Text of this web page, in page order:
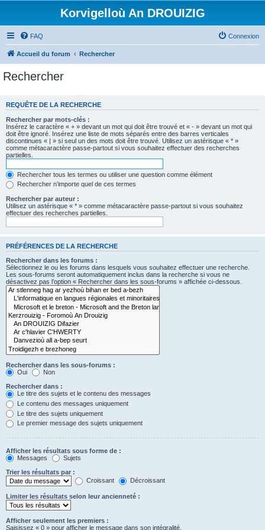
Korvigelloù An DROUIZIG
FAQ Connexion
Accueil du forum Rechercher
Rechercher
REQUÊTE DE LA RECHERCHE
Rechercher par mots-clés :
Insérez le caractère « + » devant un mot qui doit être trouvé et « - » devant un mot qui
doit être ignoré. Insérez une liste de mots séparés entre des barres verticales
discontinues « | » si seul un des mots doit être trouvé. Utilisez un astérisque « * »
comme métacaractère passe-partout si vous souhaitez effectuer des recherches
partielles.
Rechercher tous les termes ou utiliser une question comme élément
Rechercher n’importe quel de ces termes
Rechercher par auteur :
Utilisez un astérisque « * » comme métacaractère passe-partout si vous souhaitez
effectuer des recherches partielles.
PRÉFÉRENCES DE LA RECHERCHE
Rechercher dans les forums :
Sélectionnez le ou les forums dans lesquels vous souhaitez effectuer une recherche.
Les sous-forums seront automatiquement inclus dans la recherche si vous ne
désactivez pas l’option « Rechercher dans les sous-forums » affichée ci-dessous.
Rechercher dans les sous-forums :
Oui
Non
Rechercher dans :
Le titre des sujets et le contenu des messages
Le contenu des messages uniquement
Le titre des sujets uniquement
Le premier message des sujets uniquement
Afficher les résultats sous forme de :
Messages
Sujets
Trier les résultats par :
Croissant
Décroissant
Limiter les résultats selon leur ancienneté :
Afficher seulement les premiers :
Saisissez « 0 » pour afficher le message dans son intégralité.